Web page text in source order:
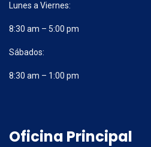
Lunes a Viernes:
8:30 am – 5:00 pm
Sábados:
8:30 am – 1:00 pm
Oficina Principal